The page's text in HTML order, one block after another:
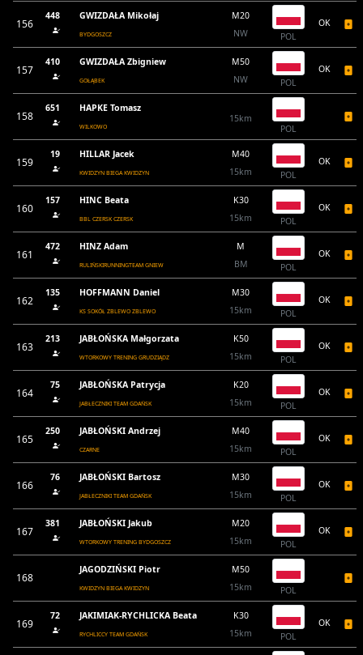
156
448 GWIZDAŁA Mikołaj
BYDGOSZCZ
M20
NW
POL
OK
157
410 GWIZDAŁA Zbigniew
GOŁĄBEK
M50
NW
POL
OK
158
651 HAPKE Tomasz
WILKOWO
15km
POL
159
19 HILLAR Jacek
KWIDZYN BIEGA KWIDZYN
M40
15km
POL
OK
160
157 HINC Beata
BBL CZERSK CZERSK
K30
15km
POL
OK
161
472 HINZ Adam
RULIŃSKIRUNNINGTEAM GNIEW
M
BM
POL
OK
162
135 HOFFMANN Daniel
KS SOKÓŁ ZBLEWO ZBLEWO
M30
15km
POL
OK
163
213 JABŁOŃSKA Małgorzata
WTORKOWY TRENING GRUDZIĄDZ
K50
15km
POL
OK
164
75 JABŁOŃSKA Patrycja
JABŁECZNIKI TEAM GDAŃSK
K20
15km
POL
OK
165
250 JABŁOŃSKI Andrzej
CZARNE
M40
15km
POL
OK
166
76 JABŁOŃSKI Bartosz
JABŁECZNIKI TEAM GDAŃSK
M30
15km
POL
OK
167
381 JABŁOŃSKI Jakub
WTORKOWY TRENING BYDGOSZCZ
M20
15km
POL
OK
168
JAGODZIŃSKI Piotr
KWIDZYN BIEGA KWIDZYN
M50
15km
POL
169
72 JAKIMIAK-RYCHLICKA Beata
RYCHLICCY TEAM GDAŃSK
K30
15km
POL
OK